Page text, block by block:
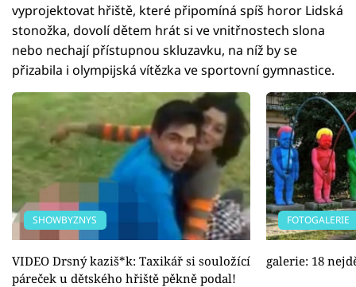
vyprojektovat hřiště, které připomíná spíš horor Lidská
stonožka, dovolí dětem hrát si ve vnitřnostech slona
nebo nechají přístupnou skluzavku, na níž by se
přizabila i olympijská vítězka ve sportovní gymnastice.
SHOWBYZNYS
VIDEO Drsný kaziš*k: Taxikář si souložící
páreček u dětského hřiště pěkně podal!
FOTOGALERIE
galerie: 18